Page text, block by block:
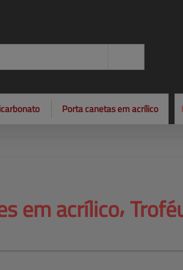
Porta canetas em acrílico
em acrílico⸴